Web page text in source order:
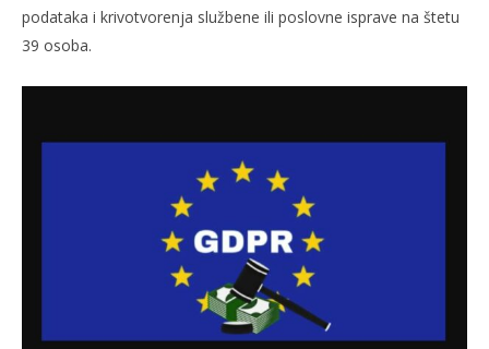
TRENUTNO OTVORENO
podataka i krivotvorenja službene ili poslovne isprave na štetu
39 osoba.